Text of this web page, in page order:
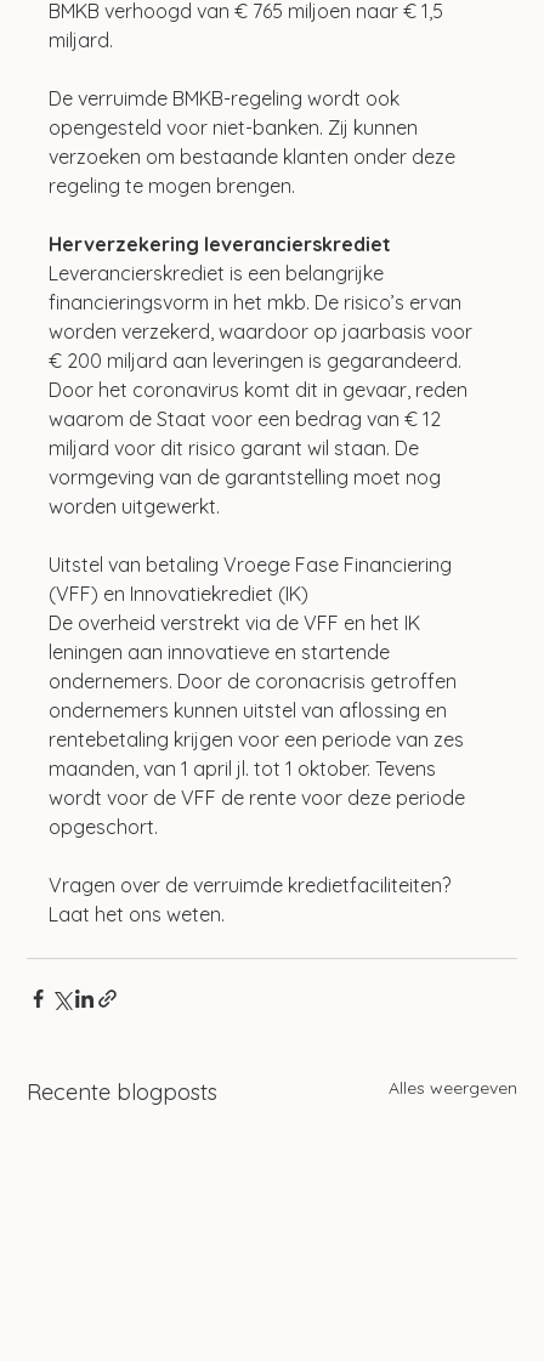
BMKB verhoogd van € 765 miljoen naar € 1,5
miljard.
De verruimde BMKB-regeling wordt ook
opengesteld voor niet-banken. Zij kunnen
verzoeken om bestaande klanten onder deze
regeling te mogen brengen.
Herverzekering leverancierskrediet
Leverancierskrediet is een belangrijke
financieringsvorm in het mkb. De risico’s ervan
worden verzekerd, waardoor op jaarbasis voor
€ 200 miljard aan leveringen is gegarandeerd.
Door het coronavirus komt dit in gevaar, reden
waarom de Staat voor een bedrag van € 12
miljard voor dit risico garant wil staan. De
vormgeving van de garantstelling moet nog
worden uitgewerkt.
Uitstel van betaling Vroege Fase Financiering
(VFF) en Innovatiekrediet (IK)
De overheid verstrekt via de VFF en het IK
leningen aan innovatieve en startende
ondernemers. Door de coronacrisis getroffen
ondernemers kunnen uitstel van aflossing en
rentebetaling krijgen voor een periode van zes
maanden, van 1 april jl. tot 1 oktober. Tevens
wordt voor de VFF de rente voor deze periode
opgeschort.
Vragen over de verruimde kredietfaciliteiten?
Laat het ons weten.
Recente blogposts Alles weergeven